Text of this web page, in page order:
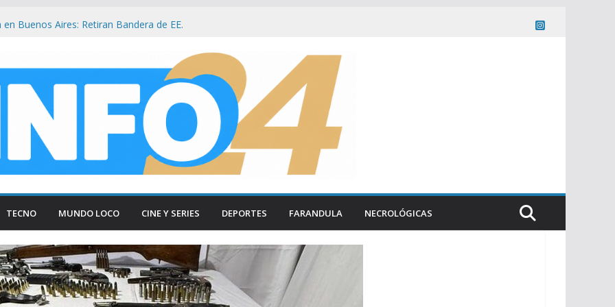
Buenos Aires: Retiran Bandera de EE.
a Jorge Messi, el pilar que forjó la carrera de
Messi
de si : Milei aterriza en Cali tras duros
«Que se Vayan Todos» Resuena
en Buenos Aires
en el Congreso: Periodistas y manifestantes
de seguridad en Buenos Aires
TECNO MUNDO LOCO CINE Y SERIES DEPORTES FARANDULA NECROLÓGICAS